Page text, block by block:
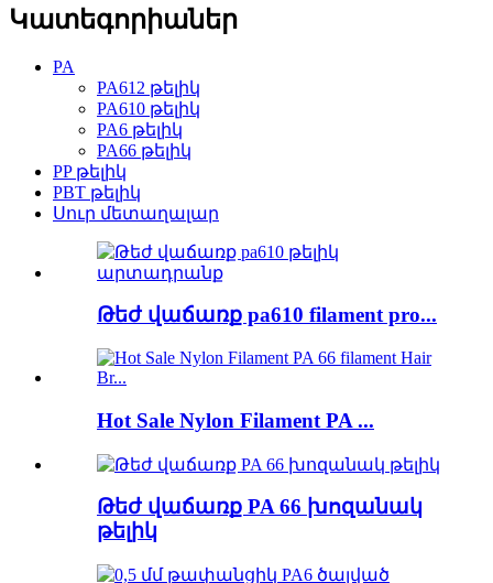
Կատեգորիաներ
PA
PA612 թելիկ
PA610 թելիկ
PA6 թելիկ
PA66 թելիկ
PP թելիկ
PBT թելիկ
Սուր մետաղալար
Թեժ վաճառք pa610 filament pro...
Hot Sale Nylon Filament PA ...
Թեժ վաճառք PA 66 խոզանակ
թելիկ